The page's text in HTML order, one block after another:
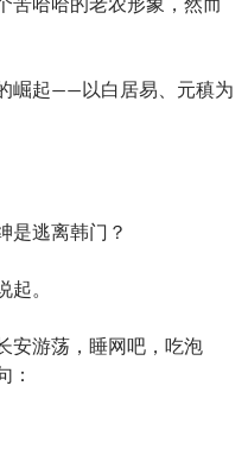
崛起——以白居易、元稹为
是逃离韩门？
。
安游荡，睡网吧，吃泡
：